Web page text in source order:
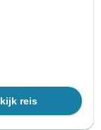
reis